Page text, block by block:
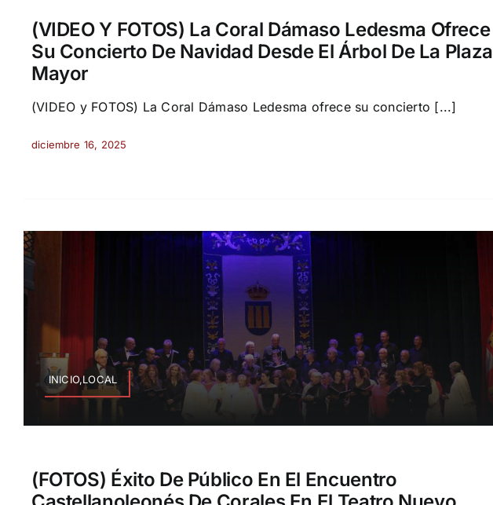
(VIDEO Y FOTOS) La Coral Dámaso Ledesma Ofrece
Su Concierto De Navidad Desde El Árbol De La Plaza
Mayor
(VIDEO y FOTOS) La Coral Dámaso Ledesma ofrece su concierto [...]
diciembre 16, 2025
INICIO,LOCAL
(FOTOS) Éxito De Público En El Encuentro